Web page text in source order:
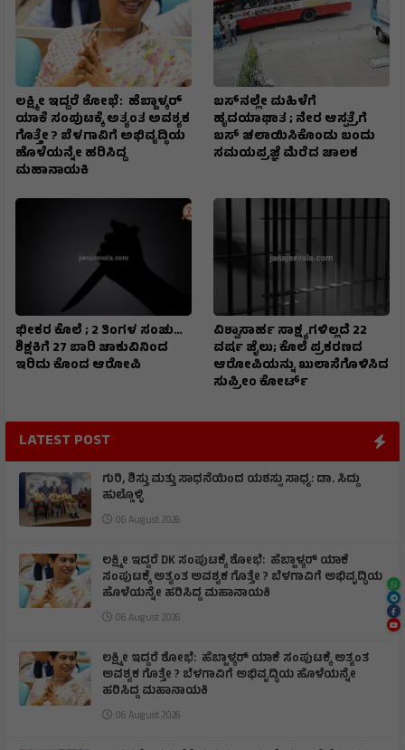
ಲಕ್ಷ್ಮೀ ಇದ್ದರೆ ಶೋಭೆ: ಹೆಬ್ಬಾಳ್ಕರ್
ಯಾಕೆ ಸಂಪುಟಕ್ಕೆ ಅತ್ಯಂತ ಅವಶ್ಯಕ
ಗೊತ್ತೇ ? ಬೆಳಗಾವಿಗೆ ಅಭಿವೃದ್ಧಿಯ
ಹೊಳೆಯನ್ನೇ ಹರಿಸಿದ್ದ
ಮಹಾನಾಯಕಿ
ಬಸ್‌ನಲ್ಲೇ ಮಹಿಳೆಗೆ
ಹೃದಯಾಘಾತ ; ನೇರ ಆಸ್ಪತ್ರೆಗೆ
ಬಸ್‌ ಚಲಾಯಿಸಿಕೊಂಡು ಬಂದು
ಸಮಯಪ್ರಜ್ಞೆ ಮೆರೆದ ಚಾಲಕ
ಭೀಕರ ಕೊಲೆ ; 2 ತಿಂಗಳ ಸಂಚು…
ಶಿಕ್ಷಕಿಗೆ 27 ಬಾರಿ ಚಾಕುವಿನಿಂದ
ಇರಿದು ಕೊಂದ ಆರೋಪಿ
ವಿಶ್ವಾಸಾರ್ಹ ಸಾಕ್ಷ್ಯಗಳಿಲ್ಲದೆ 22
ವರ್ಷ ಜೈಲು; ಕೊಲೆ ಪ್ರಕರಣದ
ಆರೋಪಿಯನ್ನು ಖುಲಾಸೆಗೊಳಿಸಿದ
ಸುಪ್ರೀಂ ಕೋರ್ಟ್
LATEST POST
ಗುರಿ, ಶಿಸ್ತು ಮತ್ತು ಸಾಧನೆಯಿಂದ ಯಶಸ್ಸು ಸಾಧ್ಯ: ಡಾ. ಸಿದ್ದು
ಹುಲ್ಲೊಳ್ಳಿ
06 August 2026
ಲಕ್ಷ್ಮೀ ಇದ್ದರೆ DK ಸಂಪುಟಕ್ಕೆ ಶೋಭೆ: ಹೆಬ್ಬಾಳ್ಕರ್ ಯಾಕೆ
ಸಂಪುಟಕ್ಕೆ ಅತ್ಯಂತ ಅವಶ್ಯಕ ಗೊತ್ತೇ ? ಬೆಳಗಾವಿಗೆ ಅಭಿವೃದ್ಧಿಯ
ಹೊಳೆಯನ್ನೇ ಹರಿಸಿದ್ದ ಮಹಾನಾಯಕಿ
06 August 2026
ಲಕ್ಷ್ಮೀ ಇದ್ದರೆ ಶೋಭೆ: ಹೆಬ್ಬಾಳ್ಕರ್ ಯಾಕೆ ಸಂಪುಟಕ್ಕೆ ಅತ್ಯಂತ
ಅವಶ್ಯಕ ಗೊತ್ತೇ ? ಬೆಳಗಾವಿಗೆ ಅಭಿವೃದ್ಧಿಯ ಹೊಳೆಯನ್ನೇ
ಹರಿಸಿದ್ದ ಮಹಾನಾಯಕಿ
06 August 2026